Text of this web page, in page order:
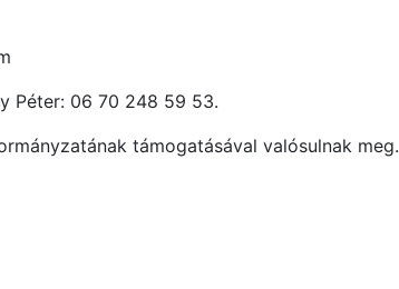
Péter: 06 70 248 59 53.
támogatásával valósulnak meg.